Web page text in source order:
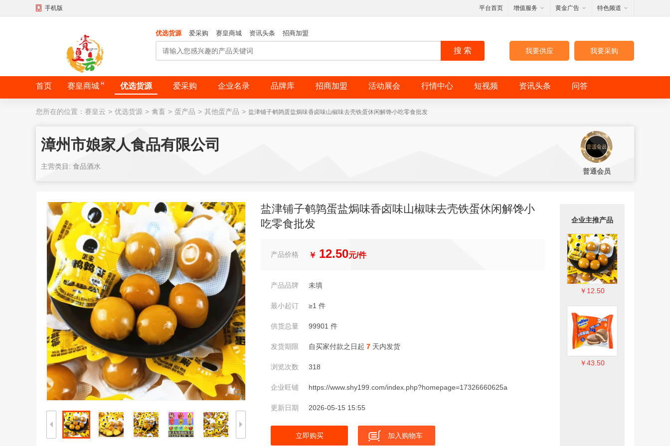
手机版 平台首页 增值服务 黄金广告 特色频道
优选货源 爱采购 赛皇商城 资讯头条 招商加盟
搜 索 我要采购
我要供应
首页 赛皇商城 优选货源 爱采购 企业名录 品牌库 招商加盟 活动展会 行情中心 短视频 资讯头条 问答
您所在的位置： 赛皇云 > 优选货源 > 禽畜 > 蛋产品 > 其他蛋产品 > 盐津铺子鹌鹑蛋盐焗味香卤味山椒味去壳铁蛋休闲解馋小吃零食批发
漳州市娘家人食品有限公司
主营类目: 食品酒水
普通会员
盐津铺子鹌鹑蛋盐焗味香卤味山椒味去壳铁蛋休闲解馋小
吃零食批发
产品价格 ￥ 12.50元/件
产品品牌 未填
最小起订 ≥1 件
供货总量 99901 件
发货期限 自买家付款之日起 7 天内发货
浏览次数 318
企业旺铺 https://www.shy199.com/index.php?homepage=17326660625a
更新日期 2026-05-15 15:55
立即购买 加入购物车
企业主推产品
￥12.50
￥43.50